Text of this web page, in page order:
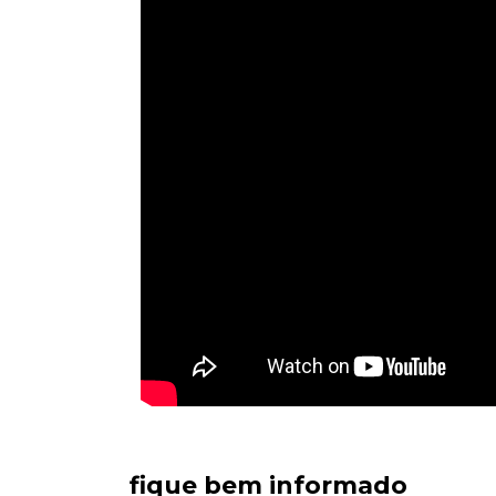
fique bem informado